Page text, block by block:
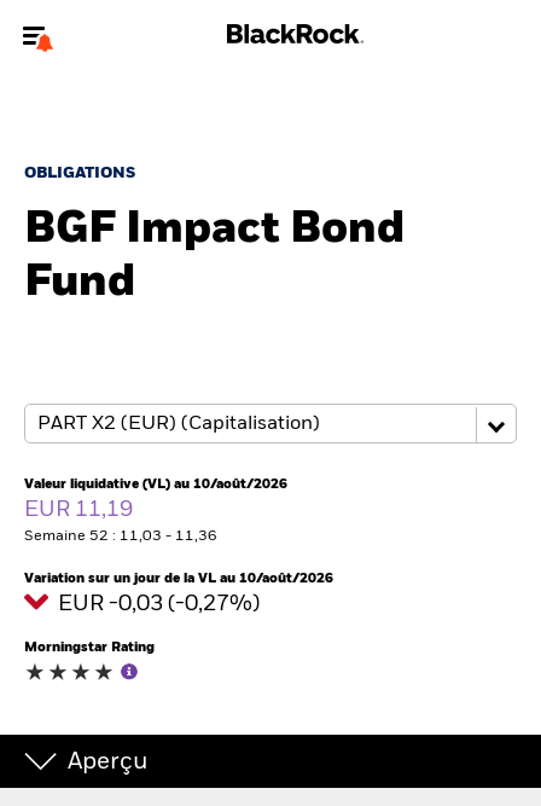
jourvotre type d'utilisateur
About us
ETF & Indexing
Insights
Education
Intermédiaires financiers
France
BlackRock
OBLIGATIONS
BGF Impact Bond
Fund
Valeur liquidative (VL) au 10/août/2026
EUR 11,19
Semaine 52 : 11,03 - 11,36
Variation sur un jour de la VL au 10/août/2026
EUR -0,03 (-0,27%)
Morningstar Rating
Aperçu